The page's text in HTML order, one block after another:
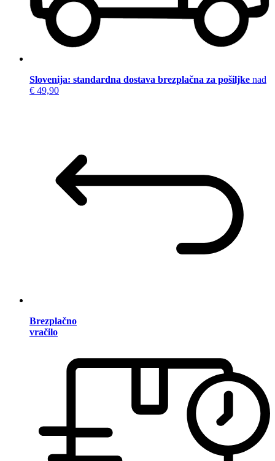
Slovenija: standardna dostava brezplačna za pošiljke nad
€ 49,90
Brezplačno
vračilo